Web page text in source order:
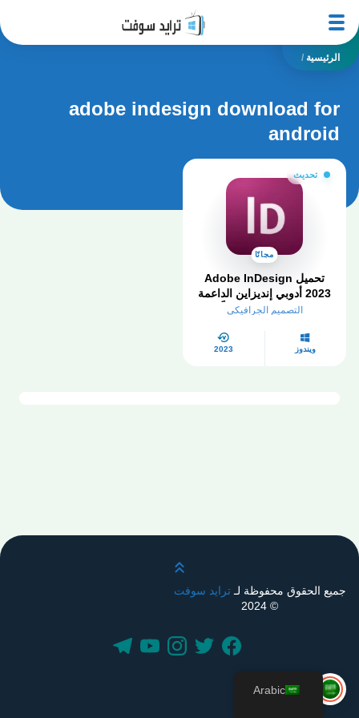
الرئيسية /
adobe indesign download for
android
تحديث
مجانًا
تحميل Adobe InDesign
2023 أدوبي إنديزاين الداعمة
للعربية​ كامل مجاناً
التصميم الجرافيكي
ويندوز 2023
قم بالتمرير لأعلى
جميع الحقوق محفوظة لـترايد سوفت
© 2024
Arabic